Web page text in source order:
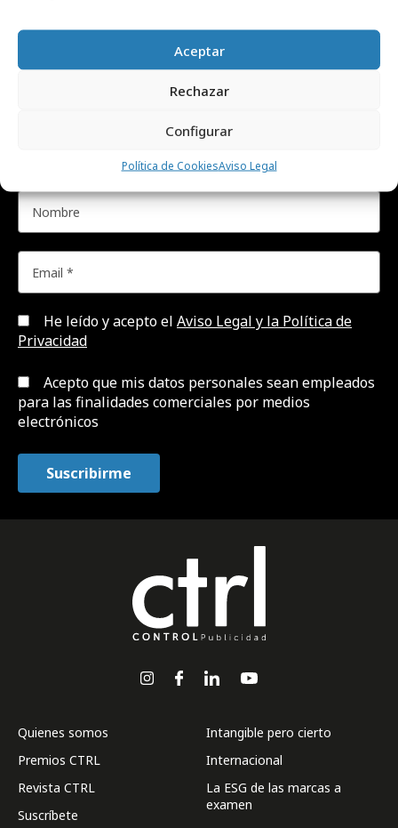
Aceptar
Rechazar
Configurar
Política de CookiesAviso Legal
NEWSLETTER
Suscríbete gratis a nuestra newsletter para
recibir cada día el contenido más actual sobre
comunicación.
He leído y acepto el Aviso Legal y la Política de
Privacidad
Acepto que mis datos personales sean empleados
para las finalidades comerciales por medios
electrónicos
Quienes somos
Premios CTRL
Revista CTRL
Suscríbete
Intangible pero cierto
Internacional
La ESG de las marcas a
examen